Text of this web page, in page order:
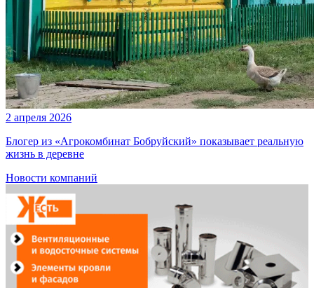
2 апреля 2026
Блогер из «Агрокомбинат Бобруйский» показывает реальную
жизнь в деревне
Новости компаний